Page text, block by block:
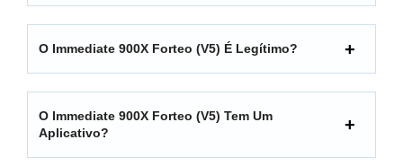
O Immediate 900X Forteo (V5) É Legítimo?
O Immediate 900X Forteo (V5) Tem Um
Aplicativo?